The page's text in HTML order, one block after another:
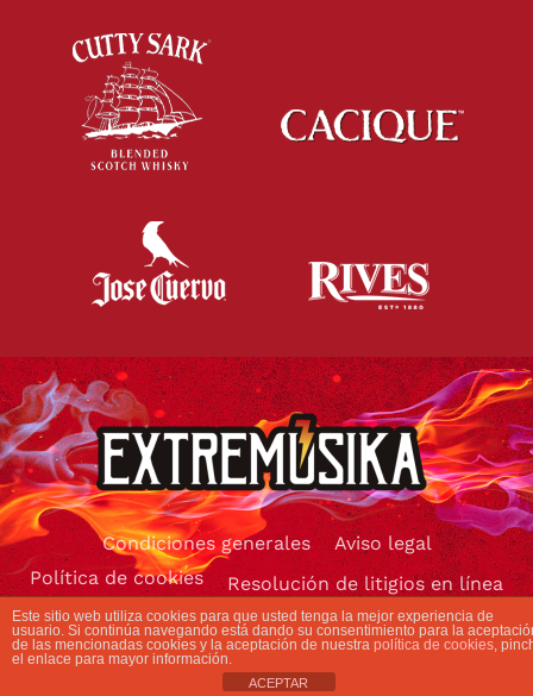
Condiciones generales
Aviso legal
Política de cookies
Resolución de litigios en línea
Este sitio web utiliza cookies para que usted tenga la mejor experiencia de
usuario. Si continúa navegando está dando su consentimiento para la
de las mencionadas cookies y la aceptación de nuestra política de cookies,
el enlace para mayor información.
ACEPTAR